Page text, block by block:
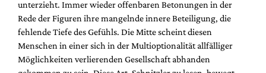
unterzieht. Immer wieder offenbaren Betonungen in der
Rede der Figuren ihre mangelnde innere Beteiligung, die
fehlende Tiefe des Gefühls. Die Mitte scheint diesen
Menschen in einer sich in der Multioptionalität allfälliger
Möglichkeiten verlierenden Gesellschaft abhanden